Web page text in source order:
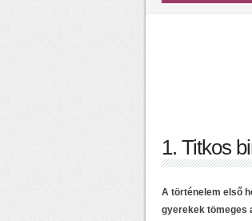
1. Titkos
A történelem első
gyerekek tömeges